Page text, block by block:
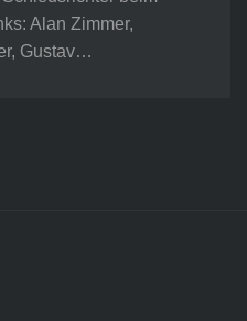
Alan Zimmer,
Gustav…